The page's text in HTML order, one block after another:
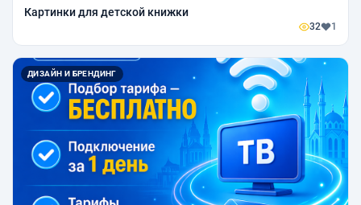
Картинки для детской книжки
32 1
ДИЗАЙН И БРЕНДИНГ